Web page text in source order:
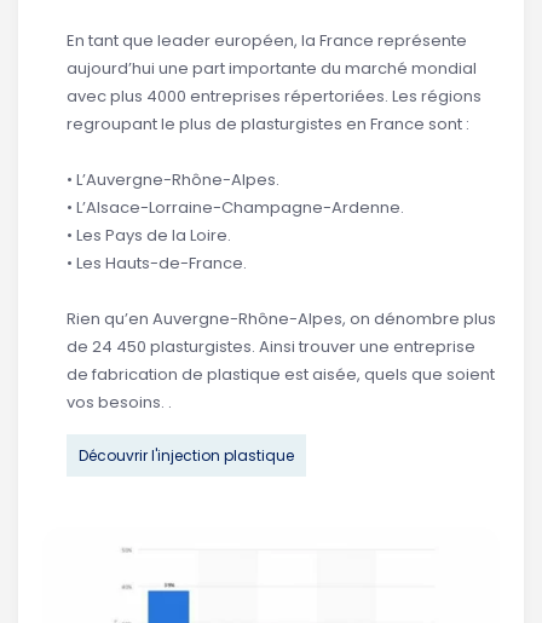
En tant que leader européen, la France représente
aujourd’hui une part importante du marché mondial
avec plus 4000 entreprises répertoriées. Les régions
regroupant le plus de plasturgistes en France sont :
• L’Auvergne-Rhône-Alpes.
• L’Alsace-Lorraine-Champagne-Ardenne.
• Les Pays de la Loire.
• Les Hauts-de-France.
Rien qu’en Auvergne-Rhône-Alpes, on dénombre plus
de 24 450 plasturgistes. Ainsi trouver une entreprise
de fabrication de plastique est aisée, quels que soient
vos besoins. .
Découvrir l'injection plastique